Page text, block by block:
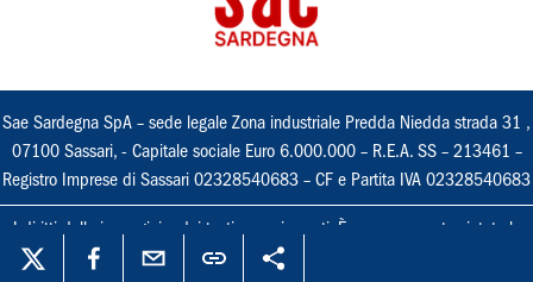
Sae Sardegna SpA – sede legale Zona industriale Predda Niedda strada 31 ,
07100 Sassari, - Capitale sociale Euro 6.000.000 – R.E.A. SS – 213461 –
Registro Imprese di Sassari 02328540683 – CF e Partita IVA 02328540683
I diritti delle immagini e dei testi sono riservati. È espressamente vietata la
loro riproduzione con qualsiasi mezzo e l'adattamento totale o parziale.